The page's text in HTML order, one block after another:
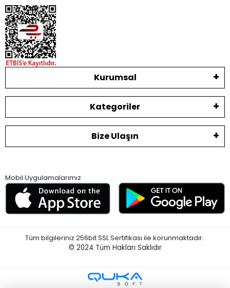
Kurumsal
Kategoriler
Bize Ulaşın
Mobil Uygulamalarımız
Tüm bilgileriniz 256bit SSL Sertifikası ile korunmaktadır.
© 2024 Tüm Hakları Saklıdır